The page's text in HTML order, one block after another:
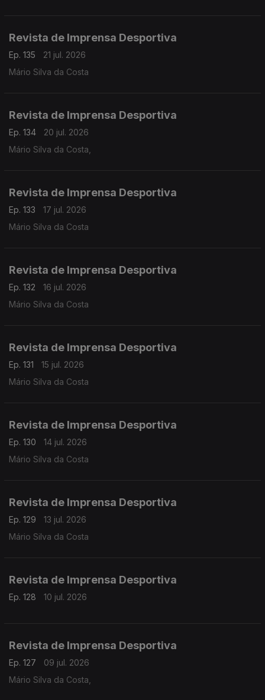
Revista de Imprensa Desportiva
Ep. 135
21 jul. 2026
Mário Silva da Costa
Revista de Imprensa Desportiva
Ep. 134
20 jul. 2026
Mário Silva da Costa,
Revista de Imprensa Desportiva
Ep. 133
17 jul. 2026
Mário Silva da Costa
Revista de Imprensa Desportiva
Ep. 132
16 jul. 2026
Mário Silva da Costa
Revista de Imprensa Desportiva
Ep. 131
15 jul. 2026
Mário Silva da Costa
Revista de Imprensa Desportiva
Ep. 130
14 jul. 2026
Mário Silva da Costa
Revista de Imprensa Desportiva
Ep. 129
13 jul. 2026
Mário Silva da Costa
Revista de Imprensa Desportiva
Ep. 128 10 jul. 2026
Revista de Imprensa Desportiva
Ep. 127
09 jul. 2026
Mário Silva da Costa,